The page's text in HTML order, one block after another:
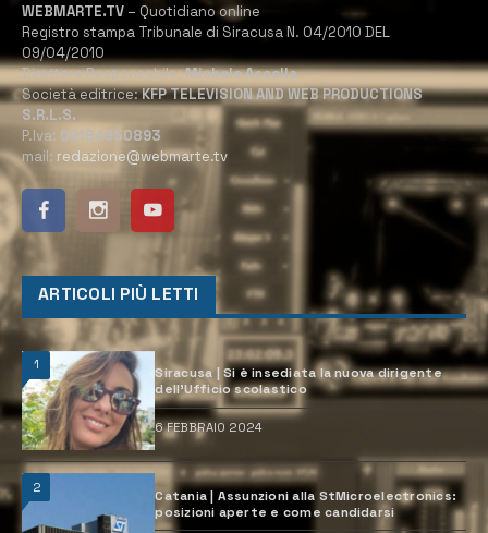
WEBMARTE.TV – Quotidiano online
Registro stampa Tribunale di Siracusa N. 04/2010 DEL
09/04/2010
Direttore Responsabile:Michele Accolla
Società editrice:KFP TELEVISION AND WEB PRODUCTIONS
S.R.L.S.
P.Iva: 02184950893
mail: redazione@webmarte.tv
ARTICOLI PIÙ LETTI
1
Siracusa | Si è insediata la nuova dirigente
dell’Ufficio scolastico
6 FEBBRAIO 2024
2
Catania | Assunzioni alla StMicroelectronics:
posizioni aperte e come candidarsi